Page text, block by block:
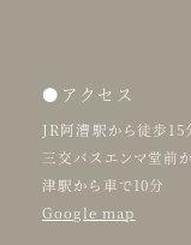
●アクセス
JR阿漕駅から徒歩15
三交バスエンマ堂前
津駅から車で10分
Google map